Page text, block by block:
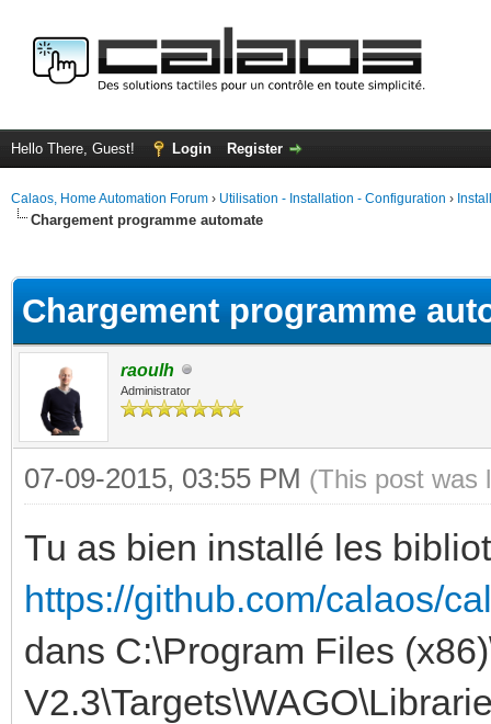
Hello There, Guest! Login Register
Calaos, Home Automation Forum › Utilisation - Installation - Configuration ›
Chargement programme automate
Chargement programme
raoulh
Administrator
07-09-2015, 03:55 PM (This post was
Tu as bien installé les
https://github.com/calaos/
dans C:\Program Files